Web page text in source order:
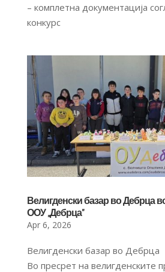
– комплетна документација
конкурс
Велигденски базар во Дебрца
ООУ ,,Дебрца”
Apr 6, 2026
Велигденски базар во Дебрца
Во пресрет на велигденските